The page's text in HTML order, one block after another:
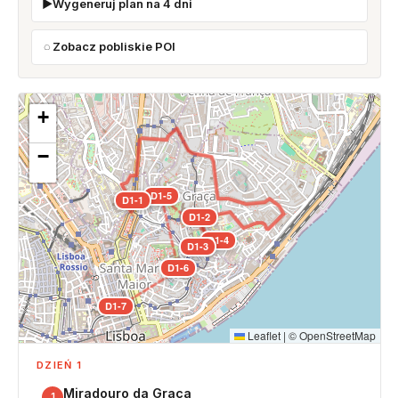
Wygeneruj plan na 4 dni
Zobacz pobliskie POI
D1-1
D1-2
D1-3D1-4
D1-5
D1-6
D1-7
+
−
Leaflet | ©OpenStreetMap
DZIEŃ 1
Miradouro da Graça